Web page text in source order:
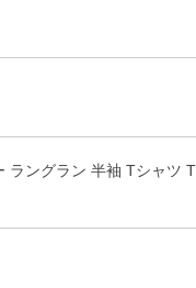
ラングラン 半袖 Tシャ